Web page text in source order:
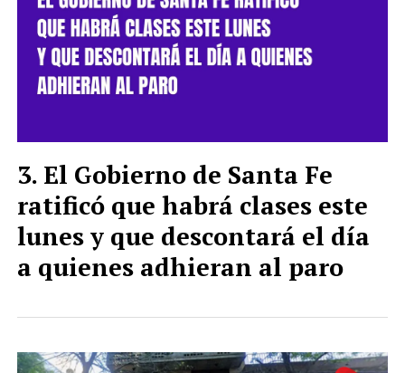
El Gobierno de Santa Fe
ratificó que habrá clases este
lunes y que descontará el día
a quienes adhieran al paro